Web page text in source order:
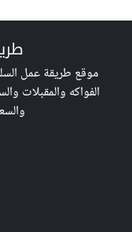
موقع طريقة عمل
الفواكه والمقبلات